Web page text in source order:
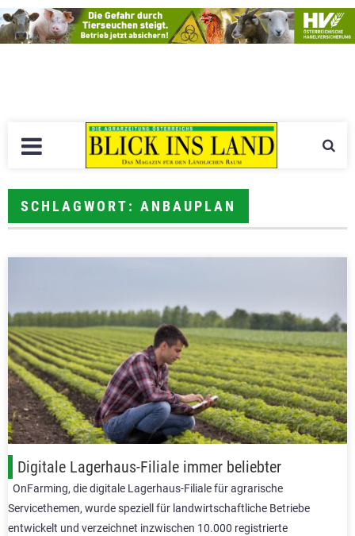
SCHLAGWORT: ANBAUPLAN
Digitale Lagerhaus-Filiale immer beliebter
OnFarming, die digitale Lagerhaus-Filiale für agrarische
Servicethemen, wurde speziell für landwirtschaftliche Betriebe
entwickelt und verzeichnet inzwischen 10.000 registrierte